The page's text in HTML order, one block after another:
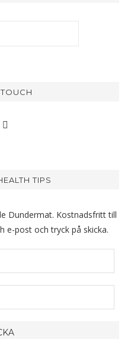
TIPS
Dundermat. Kostnadsfritt till
e-post och tryck på skicka.